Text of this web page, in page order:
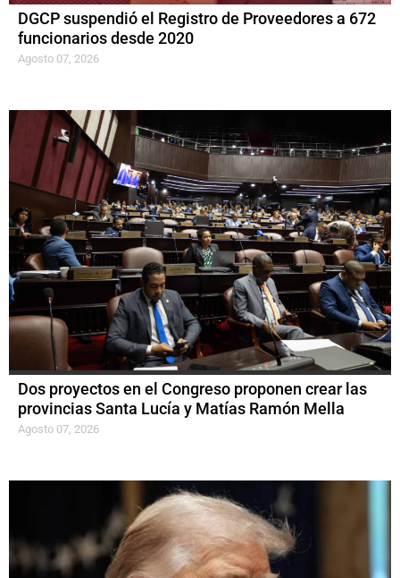
DGCP suspendió el Registro de Proveedores a 672
funcionarios desde 2020
Agosto 07, 2026
Dos proyectos en el Congreso proponen crear las
provincias Santa Lucía y Matías Ramón Mella
Agosto 07, 2026